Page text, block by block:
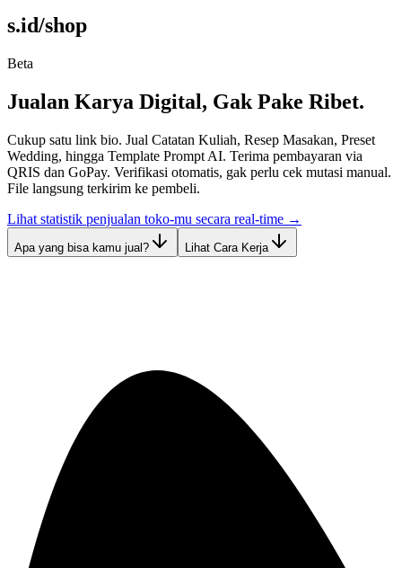
s.id/shop
Beta
Jualan Karya Digital, Gak Pake Ribet.
Cukup satu link bio. Jual Catatan Kuliah, Resep Masakan, Preset
Wedding, hingga Template Prompt AI. Terima pembayaran via
QRIS dan GoPay. Verifikasi otomatis, gak perlu cek mutasi manual.
File langsung terkirim ke pembeli.
Lihat statistik penjualan toko-mu secara real-time →
Apa yang bisa kamu jual? Lihat Cara Kerja